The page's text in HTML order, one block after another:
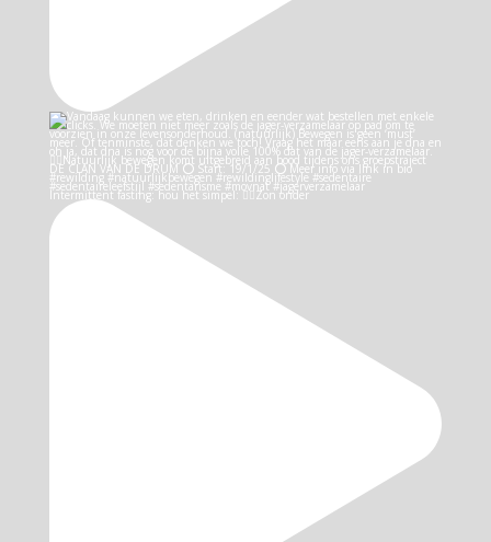
Intermittent fasting: hou het simpel: 👉🏻Zon onder